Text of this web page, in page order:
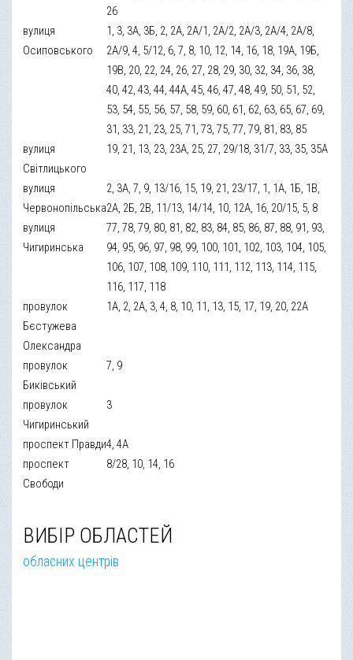
26
вулиця
Осиповського
1, 3, 3А, 3Б, 2, 2А, 2А/1, 2А/2, 2А/3, 2А/4, 2А/8,
2А/9, 4, 5/12, 6, 7, 8, 10, 12, 14, 16, 18, 19А, 19Б,
19В, 20, 22, 24, 26, 27, 28, 29, 30, 32, 34, 36, 38,
40, 42, 43, 44, 44А, 45, 46, 47, 48, 49, 50, 51, 52,
53, 54, 55, 56, 57, 58, 59, 60, 61, 62, 63, 65, 67, 69,
31, 33, 21, 23, 25, 71, 73, 75, 77, 79, 81, 83, 85
вулиця
Світлицького
19, 21, 13, 23, 23А, 25, 27, 29/18, 31/7, 33, 35, 35А
вулиця
Червонопільська
2, 3А, 7, 9, 13/16, 15, 19, 21, 23/17, 1, 1А, 1Б, 1В,
2А, 2Б, 2В, 11/13, 14/14, 10, 12А, 16, 20/15, 5, 8
вулиця
Чигиринська
77, 78, 79, 80, 81, 82, 83, 84, 85, 86, 87, 88, 91, 93,
94, 95, 96, 97, 98, 99, 100, 101, 102, 103, 104, 105,
106, 107, 108, 109, 110, 111, 112, 113, 114, 115,
116, 117, 118
провулок
Бєстужева
Олександра
1А, 2, 2А, 3, 4, 8, 10, 11, 13, 15, 17, 19, 20, 22А
провулок
Биківський
7, 9
провулок
Чигиринський
3
проспект Правди4, 4А
проспект
Свободи
8/28, 10, 14, 16
ВИБІР ОБЛАСТЕЙ
обласних центрів